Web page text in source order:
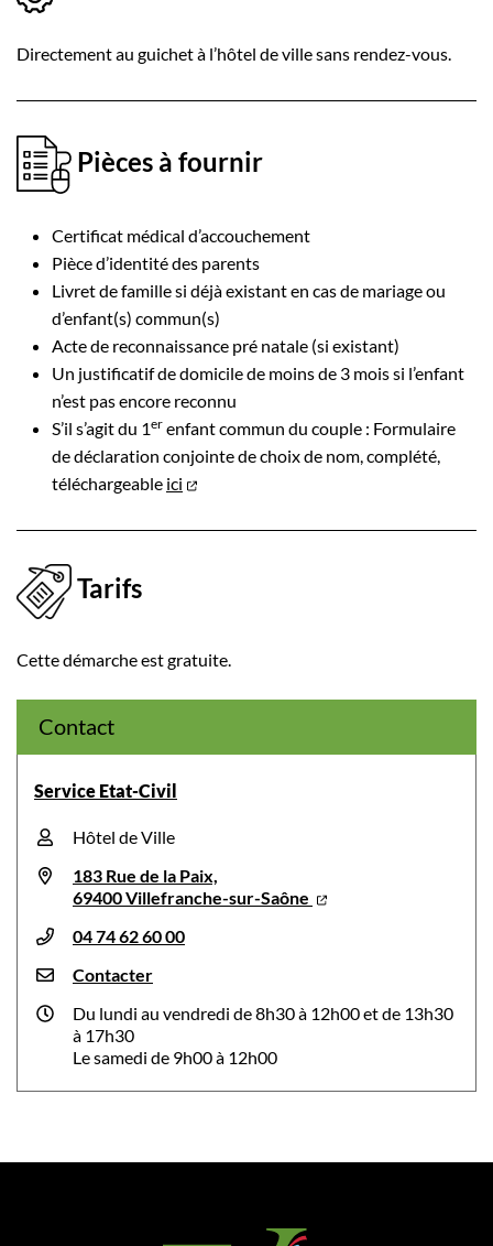
Directement au guichet à l’hôtel de ville sans rendez-vous.
Pièces à fournir
Certificat médical d’accouchement
Pièce d’identité des parents
Livret de famille si déjà existant en cas de mariage ou
d’enfant(s) commun(s)
Acte de reconnaissance pré natale (si existant)
Un justificatif de domicile de moins de 3 mois si l’enfant
n’est pas encore reconnu
S’il s’agit du 1er enfant commun du couple : Formulaire
de déclaration conjointe de choix de nom, complété,
téléchargeable ici
Tarifs
Cette démarche est gratuite.
Contact
Service Etat-Civil
Hôtel de Ville
183 Rue de la Paix,
69400 Villefranche-sur-Saône
04 74 62 60 00
Contacter
Du lundi au vendredi de 8h30 à 12h00 et de 13h30
à 17h30
Le samedi de 9h00 à 12h00